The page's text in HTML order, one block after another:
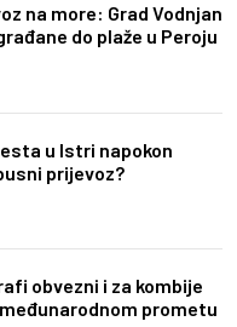
na more: Grad Vodnjan
do plaže u Peroju
u Istri napokon
prijevoz?
obvezni i za kombije
prometu